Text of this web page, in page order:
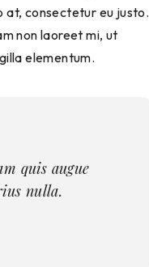
at, consectetur eu justo.
non laoreet mi, ut
elementum.
nulla.